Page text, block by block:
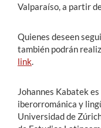
Valparaíso, a partir
Quienes deseen
también podrán
link
Johannes Kabatek
iberorrománica y
Universidad de